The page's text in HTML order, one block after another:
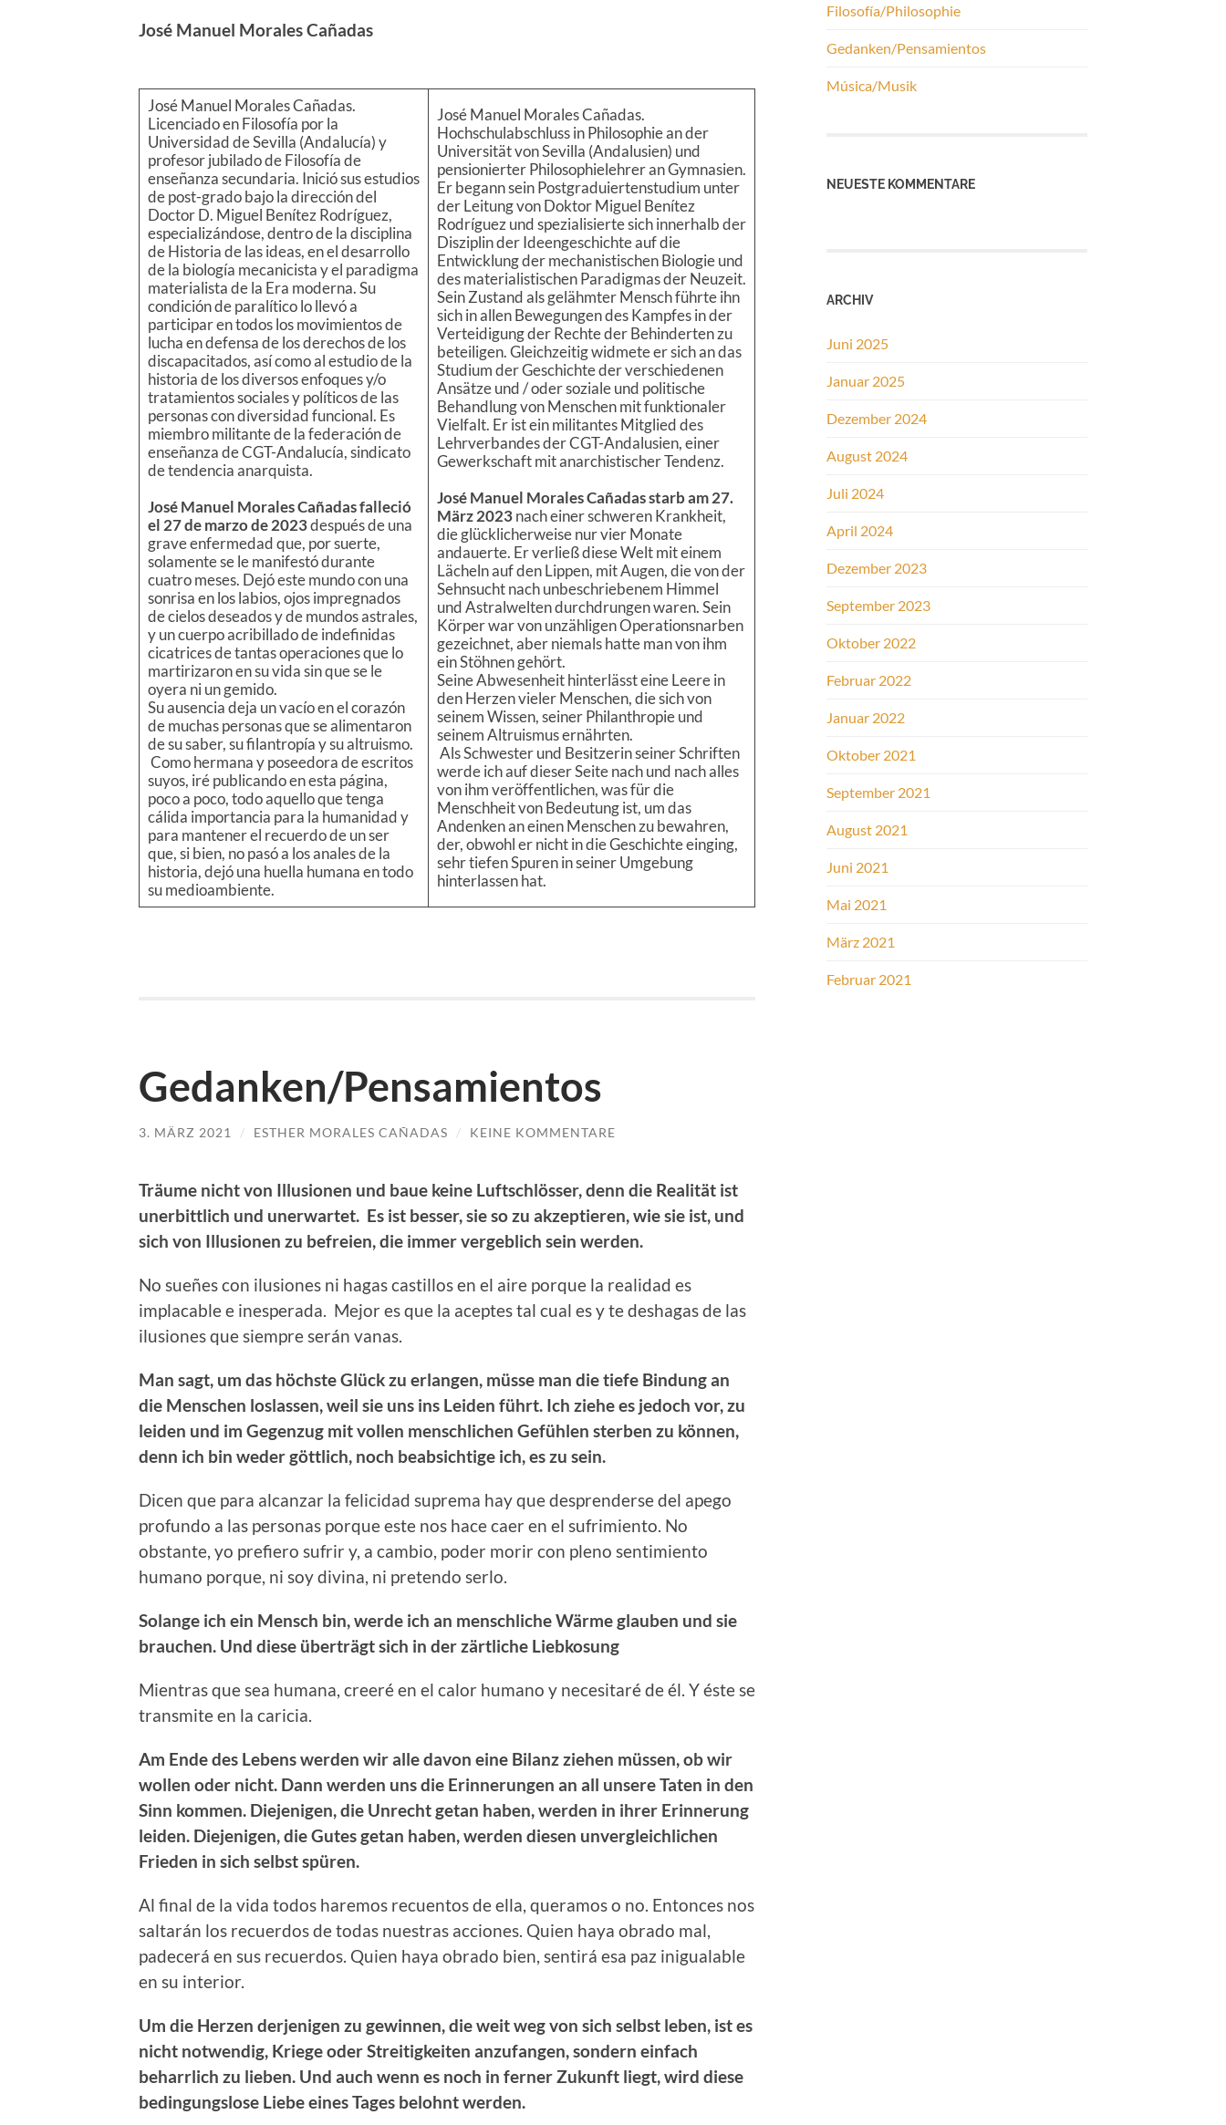
José Manuel Morales Cañadas
José Manuel Morales Cañadas.
Licenciado en Filosofía por la
Universidad de Sevilla (Andalucía) y
profesor jubilado de Filosofía de
enseñanza secundaria. Inició sus estudios
de post-grado bajo la dirección del
Doctor D. Miguel Benítez Rodríguez,
especializándose, dentro de la disciplina
de Historia de las ideas, en el desarrollo
de la biología mecanicista y el paradigma
materialista de la Era moderna. Su
condición de paralítico lo llevó a
participar en todos los movimientos de
lucha en defensa de los derechos de los
discapacitados, así como al estudio de la
historia de los diversos enfoques y/o
tratamientos sociales y políticos de las
personas con diversidad funcional. Es
miembro militante de la federación de
enseñanza de CGT-Andalucía, sindicato
de tendencia anarquista.
José Manuel Morales Cañadas falleció
el 27 de marzo de 2023después de una
grave enfermedad que, por suerte,
solamente se le manifestó durante
cuatro meses. Dejó este mundo con una
sonrisa en los labios, ojos impregnados
de cielos deseados y de mundos astrales,
y un cuerpo acribillado de indefinidas
cicatrices de tantas operaciones que lo
martirizaron en su vida sin que se le
oyera ni un gemido.
Su ausencia deja un vacío en el corazón
de muchas personas que se alimentaron
de su saber, su filantropía y su altruismo.
Como hermana y poseedora de escritos
suyos, iré publicando en esta página,
poco a poco, todo aquello que tenga
cálida importancia para la humanidad y
para mantener el recuerdo de un ser
que, si bien, no pasó a los anales de la
historia, dejó una huella humana en todo
su medioambiente.
José Manuel Morales Cañadas.
Hochschulabschluss in Philosophie an der
Universität von Sevilla (Andalusien) und
pensionierter Philosophielehrer an Gymnasien.
Er begann sein Postgraduiertenstudium unter
der Leitung von Doktor Miguel Benítez
Rodríguez und spezialisierte sich innerhalb der
Disziplin der Ideengeschichte auf die
Entwicklung der mechanistischen Biologie und
des materialistischen Paradigmas der Neuzeit.
Sein Zustand als gelähmter Mensch führte ihn
sich in allen Bewegungen des Kampfes in der
Verteidigung der Rechte der Behinderten zu
beteiligen. Gleichzeitig widmete er sich an das
Studium der Geschichte der verschiedenen
Ansätze und / oder soziale und politische
Behandlung von Menschen mit funktionaler
Vielfalt. Er ist ein militantes Mitglied des
Lehrverbandes der CGT-Andalusien, einer
Gewerkschaft mit anarchistischer Tendenz.
José Manuel Morales Cañadas starb am 27.
März 2023nach einer schweren Krankheit,
die glücklicherweise nur vier Monate
andauerte. Er verließ diese Welt mit einem
Lächeln auf den Lippen, mit Augen, die von der
Sehnsucht nach unbeschriebenem Himmel
und Astralwelten durchdrungen waren. Sein
Körper war von unzähligen Operationsnarben
gezeichnet, aber niemals hatte man von ihm
ein Stöhnen gehört.
Seine Abwesenheit hinterlässt eine Leere in
den Herzen vieler Menschen, die sich von
seinem Wissen, seiner Philanthropie und
seinem Altruismus ernährten.
Als Schwester und Besitzerin seiner Schriften
werde ich auf dieser Seite nach und nach alles
von ihm veröffentlichen, was für die
Menschheit von Bedeutung ist, um das
Andenken an einen Menschen zu bewahren,
der, obwohl er nicht in die Geschichte einging,
sehr tiefen Spuren in seiner Umgebung
hinterlassen hat.
Gedanken/Pensamientos
3. MÄRZ 2021 / ESTHER MORALES CAÑADAS / KEINE KOMMENTARE
Träume nicht von Illusionen und baue keine Luftschlösser, denn die Realität ist
unerbittlich und unerwartet. Es ist besser, sie so zu akzeptieren, wie sie ist, und
sich von Illusionen zu befreien, die immer vergeblich sein werden.
No sueñes con ilusiones ni hagas castillos en el aire porque la realidad es
implacable e inesperada. Mejor es que la aceptes tal cual es y te deshagas de las
ilusiones que siempre serán vanas.
Man sagt, um das höchste Glück zu erlangen, müsse man die tiefe Bindung an
die Menschen loslassen, weil sie uns ins Leiden führt. Ich ziehe es jedoch vor, zu
leiden und im Gegenzug mit vollen menschlichen Gefühlen sterben zu können,
denn ich bin weder göttlich, noch beabsichtige ich, es zu sein.
Dicen que para alcanzar la felicidad suprema hay que desprenderse del apego
profundo a las personas porque este nos hace caer en el sufrimiento. No
obstante, yo prefiero sufrir y, a cambio, poder morir con pleno sentimiento
humano porque, ni soy divina, ni pretendo serlo.
Solange ich ein Mensch bin, werde ich an menschliche Wärme glauben und sie
brauchen. Und diese überträgt sich in der zärtliche Liebkosung
Mientras que sea humana, creeré en el calor humano y necesitaré de él. Y éste se
transmite en la caricia.
Am Ende des Lebens werden wir alle davon eine Bilanz ziehen müssen, ob wir
wollen oder nicht. Dann werden uns die Erinnerungen an all unsere Taten in den
Sinn kommen. Diejenigen, die Unrecht getan haben, werden in ihrer Erinnerung
leiden. Diejenigen, die Gutes getan haben, werden diesen unvergleichlichen
Frieden in sich selbst spüren.
Al final de la vida todos haremos recuentos de ella, queramos o no. Entonces nos
saltarán los recuerdos de todas nuestras acciones. Quien haya obrado mal,
padecerá en sus recuerdos. Quien haya obrado bien, sentirá esa paz inigualable
en su interior.
Um die Herzen derjenigen zu gewinnen, die weit weg von sich selbst leben, ist es
nicht notwendig, Kriege oder Streitigkeiten anzufangen, sondern einfach
beharrlich zu lieben. Und auch wenn es noch in ferner Zukunft liegt, wird diese
bedingungslose Liebe eines Tages belohnt werden.
Filosofía/Philosophie
Gedanken/Pensamientos
Música/Musik
NEUESTE KOMMENTARE
ARCHIV
Juni 2025
Januar 2025
Dezember 2024
August 2024
Juli 2024
April 2024
Dezember 2023
September 2023
Oktober 2022
Februar 2022
Januar 2022
Oktober 2021
September 2021
August 2021
Juni 2021
Mai 2021
März 2021
Februar 2021